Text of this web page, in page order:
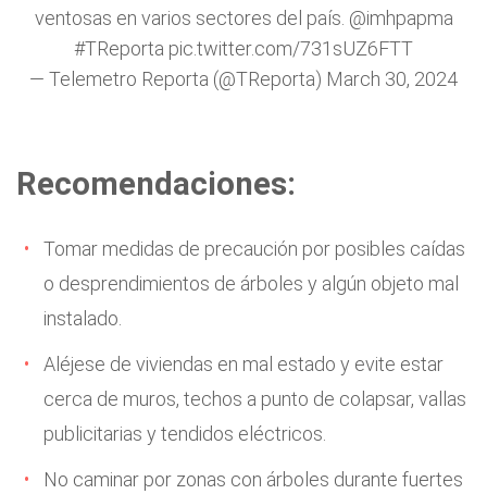
ventosas en varios sectores del país. @imhpapma
#TReporta pic.twitter.com/731sUZ6FTT
— Telemetro Reporta (@TReporta) March 30, 2024
Recomendaciones:
Tomar medidas de precaución por posibles caídas
o desprendimientos de árboles y algún objeto mal
instalado.
Aléjese de viviendas en mal estado y evite estar
cerca de muros, techos a punto de colapsar, vallas
publicitarias y tendidos eléctricos.
No caminar por zonas con árboles durante fuertes